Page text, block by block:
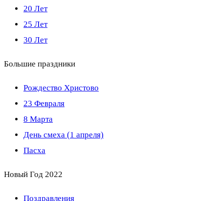
20 Лет
25 Лет
30 Лет
Большие праздники
Рождество Христово
23 Февраля
8 Марта
День смеха (1 апреля)
Пасха
Новый Год 2022
Поздравления